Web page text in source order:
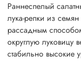
Раннеспелый
лука-репки из
рассадным
округлую луковицу
стабильно высокие